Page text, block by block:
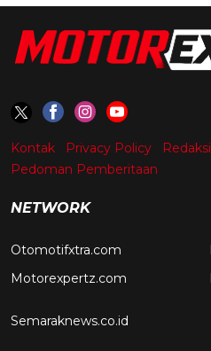
Kontak Privacy Policy Redaksi
Pedoman Pemberitaan
NETWORK
Otomotifxtra.com
Motorexpertz.com
Semaraknews.co.id